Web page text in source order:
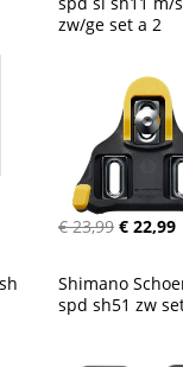
zw/ge set a 2
€ 23,99 € 22,99
Shimano
spd sh51 zw